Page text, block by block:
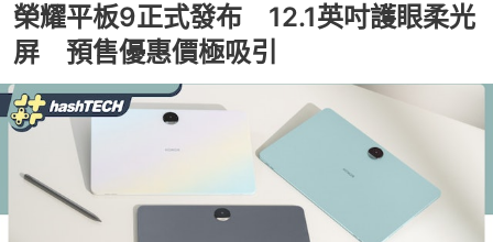
榮耀平板9正式發布 12.1英吋護眼柔光
屏 預售優惠價極吸引